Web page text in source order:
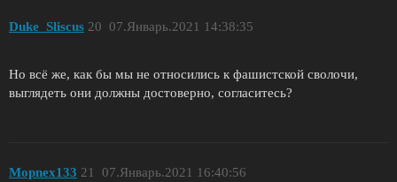
Duke_Sliscus 07.Январь.2021 14:38:35
20
Но всё же, как бы мы не относились к фашистской сволочи,
выглядеть они должны достоверно, согласитесь?
Mopnex133 07.Январь.2021 16:40:56
21